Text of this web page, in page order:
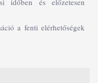
a fenti elérhetőségek